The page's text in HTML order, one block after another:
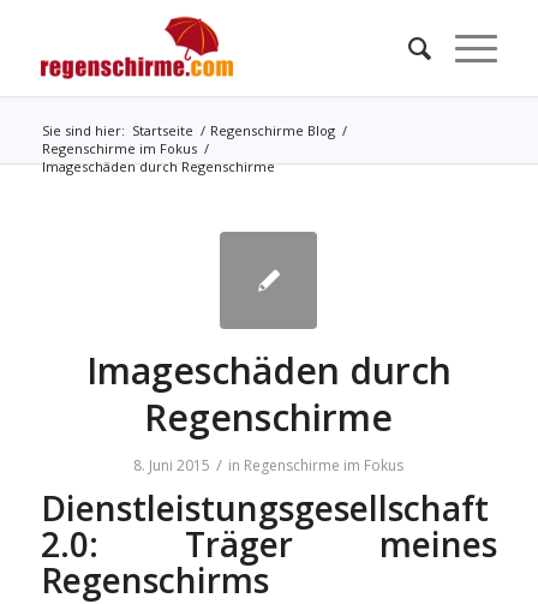
Sie sind hier: Startseite / Regenschirme Blog /
Regenschirme im Fokus /
Imageschäden durch Regenschirme
Imageschäden durch
Regenschirme
8. Juni 2015 / in Regenschirme im Fokus
Dienstleistungsgesellschaft
2.0: Träger meines
Regenschirms